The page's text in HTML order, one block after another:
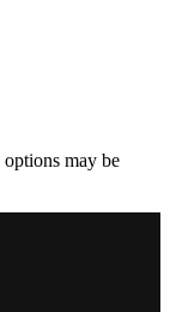
may be